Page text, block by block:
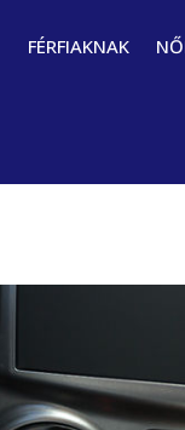
FÉRFIAKNAK